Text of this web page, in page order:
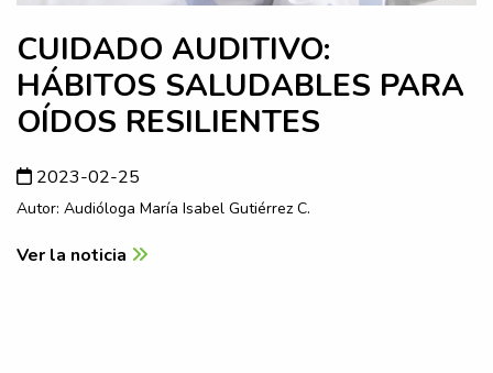
CUIDADO AUDITIVO:
HÁBITOS SALUDABLES PARA
OÍDOS RESILIENTES
2023-02-25
Autor: Audióloga María Isabel Gutiérrez C.
Ver la noticia